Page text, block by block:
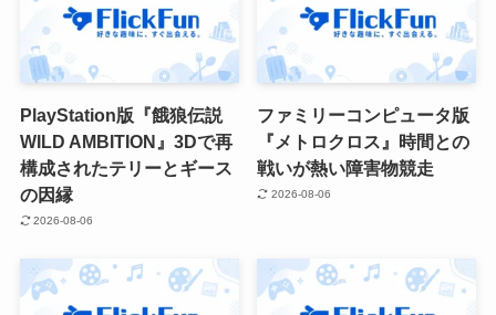
PlayStation版『餓狼伝説
WILD AMBITION』3Dで再
構成されたテリーとギース
の因縁
2026-08-06
ファミリーコンピュータ版
『メトロクロス』時間との
戦いが熱い障害物競走
2026-08-06